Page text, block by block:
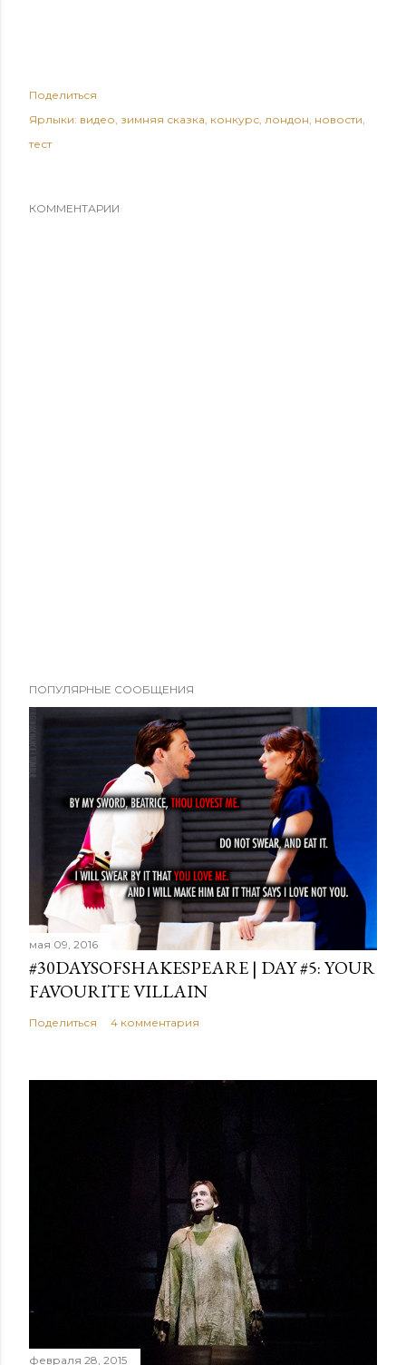
Поделиться
Ярлыки: видео зимняя сказка конкурс лондон новости
тест
КОММЕНТАРИИ
ПОПУЛЯРНЫЕ СООБЩЕНИЯ
мая 09, 2016
#30DAYSOFSHAKESPEARE | DAY #5: YOUR
FAVOURITE VILLAIN
Поделиться 4 комментария
февраля 28, 2015